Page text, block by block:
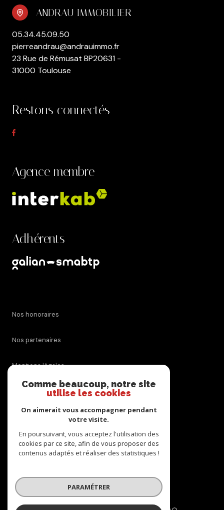
ANDRAU IMMOBILIER
05.34.45.09.50
pierreandrau@andrauimmo.fr
23 Rue de Rémusat BP20631 -
31000 Toulouse
Restons connectés
Agence membre
Adhérents
Nos honoraires
Nos partenaires
Mentions légales
Cookies
© 2026 | Tous droits réservés
Comme beaucoup, notre site
utilise les cookies
On aimerait vous accompagner pendant
votre visite.
En poursuivant, vous acceptez l'utilisation des
cookies par ce site, afin de vous proposer des
contenus adaptés et réaliser des statistiques !
PARAMÉTRER